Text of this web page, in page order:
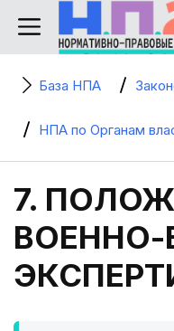
База НПА
НПА по Органам
7.
ВОЕННО-